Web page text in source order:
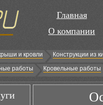
Главная
О компании
и кровли
Конструкции из
работы Кровельные работы